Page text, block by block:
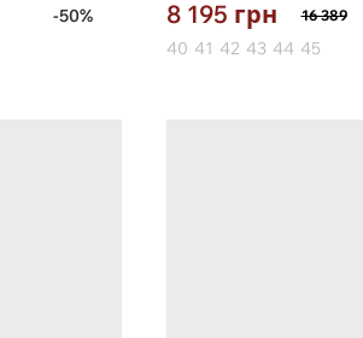
-50%
8 195 грн 16 389
40 41 42 43 44 45